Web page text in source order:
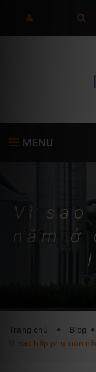
MENU
Vì sao
nằm ở
Trang chủ
Blog
Vì sao hấp phụ luôn